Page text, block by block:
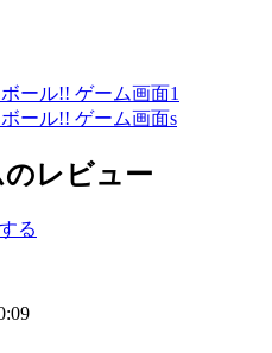
レビュー
る